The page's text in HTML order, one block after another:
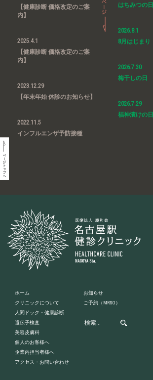
【健康診断 価格改定のご案
内】
2025.4.1
【健康診断 価格改定のご案
内】
2023.12.29
【年末年始 休診のお知らせ】
2022.11.5
インフルエンザ予防接種
はちみつの日
2026.8.1
8月はじまり
2026.7.30
梅干しの日
2026.7.29
福神漬けの日
ホーム
クリニックについて
人間ドック・健康診断
遺伝子検査
美容皮膚科
個人のお客様へ
企業内担当者様へ
アクセス・お問い合わせ
お知らせ
ご予約 （MRSO）